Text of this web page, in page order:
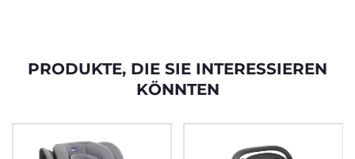
PRODUKTE, DIE SIE INTERESSIEREN
KÖNNTEN